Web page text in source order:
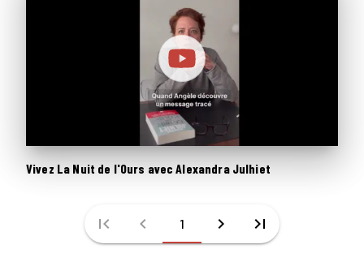
Vivez La Nuit de l'Ours avec Alexandra Julhiet
first_page chevron_left 1 chevron_right last_page